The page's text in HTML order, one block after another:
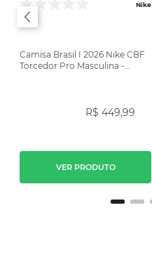
Nike
Camisa Brasil I 2026 Nike CBF
Torcedor Pro Masculina -
R$ 449,99
VER PRODUTO